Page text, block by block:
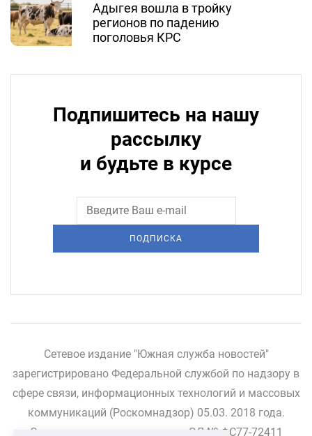
Адыгея вошла в тройку
регионов по падению
поголовья КРС
Подпишитесь на нашу
рассылку
и будьте в курсе
ПОДПИСКА
Сетевое издание "Южная служба новостей"
зарегистрировано Федеральной службой по надзору в
сфере связи, информационных технологий и массовых
коммуникаций (Роскомнадзор) 05.03. 2018 года.
Свидетельство о регистрации ЭЛ № ФС77-72411